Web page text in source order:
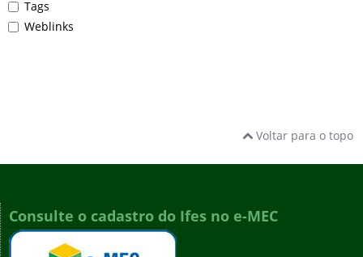
Tags
Weblinks
Voltar para o topo
Consulte o cadastro do Ifes no e-MEC